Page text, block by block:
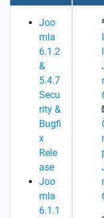
Joo
mla
6.1.2
&
5.4.7
Secu
rity &
Bugfi
x
Rele
ase
Joo
mla
6.1.1